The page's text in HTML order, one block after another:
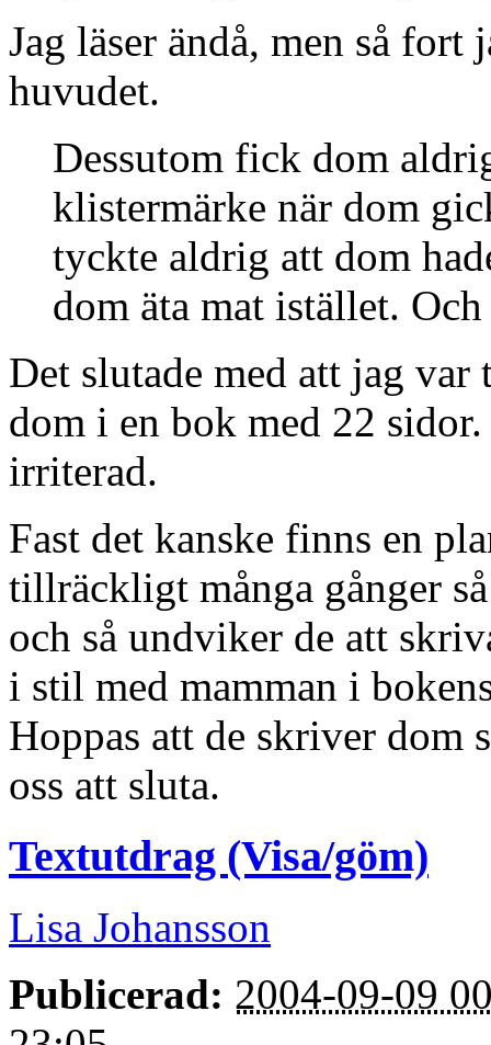
Jag läser ändå, men så fort
huvudet.
Dessutom fick dom
klistermärke när dom
tyckte aldrig att dom
dom äta mat istället.
Det slutade med att jag
dom i en bok med 22
irriterad.
Fast det kanske finns en
tillräckligt många gånger
och så undviker de att
i stil med mamman i
Hoppas att de skriver dom
oss att sluta.
Textutdrag (Visa/göm)
Lisa Johansson
Publicerad: 2004-09-09